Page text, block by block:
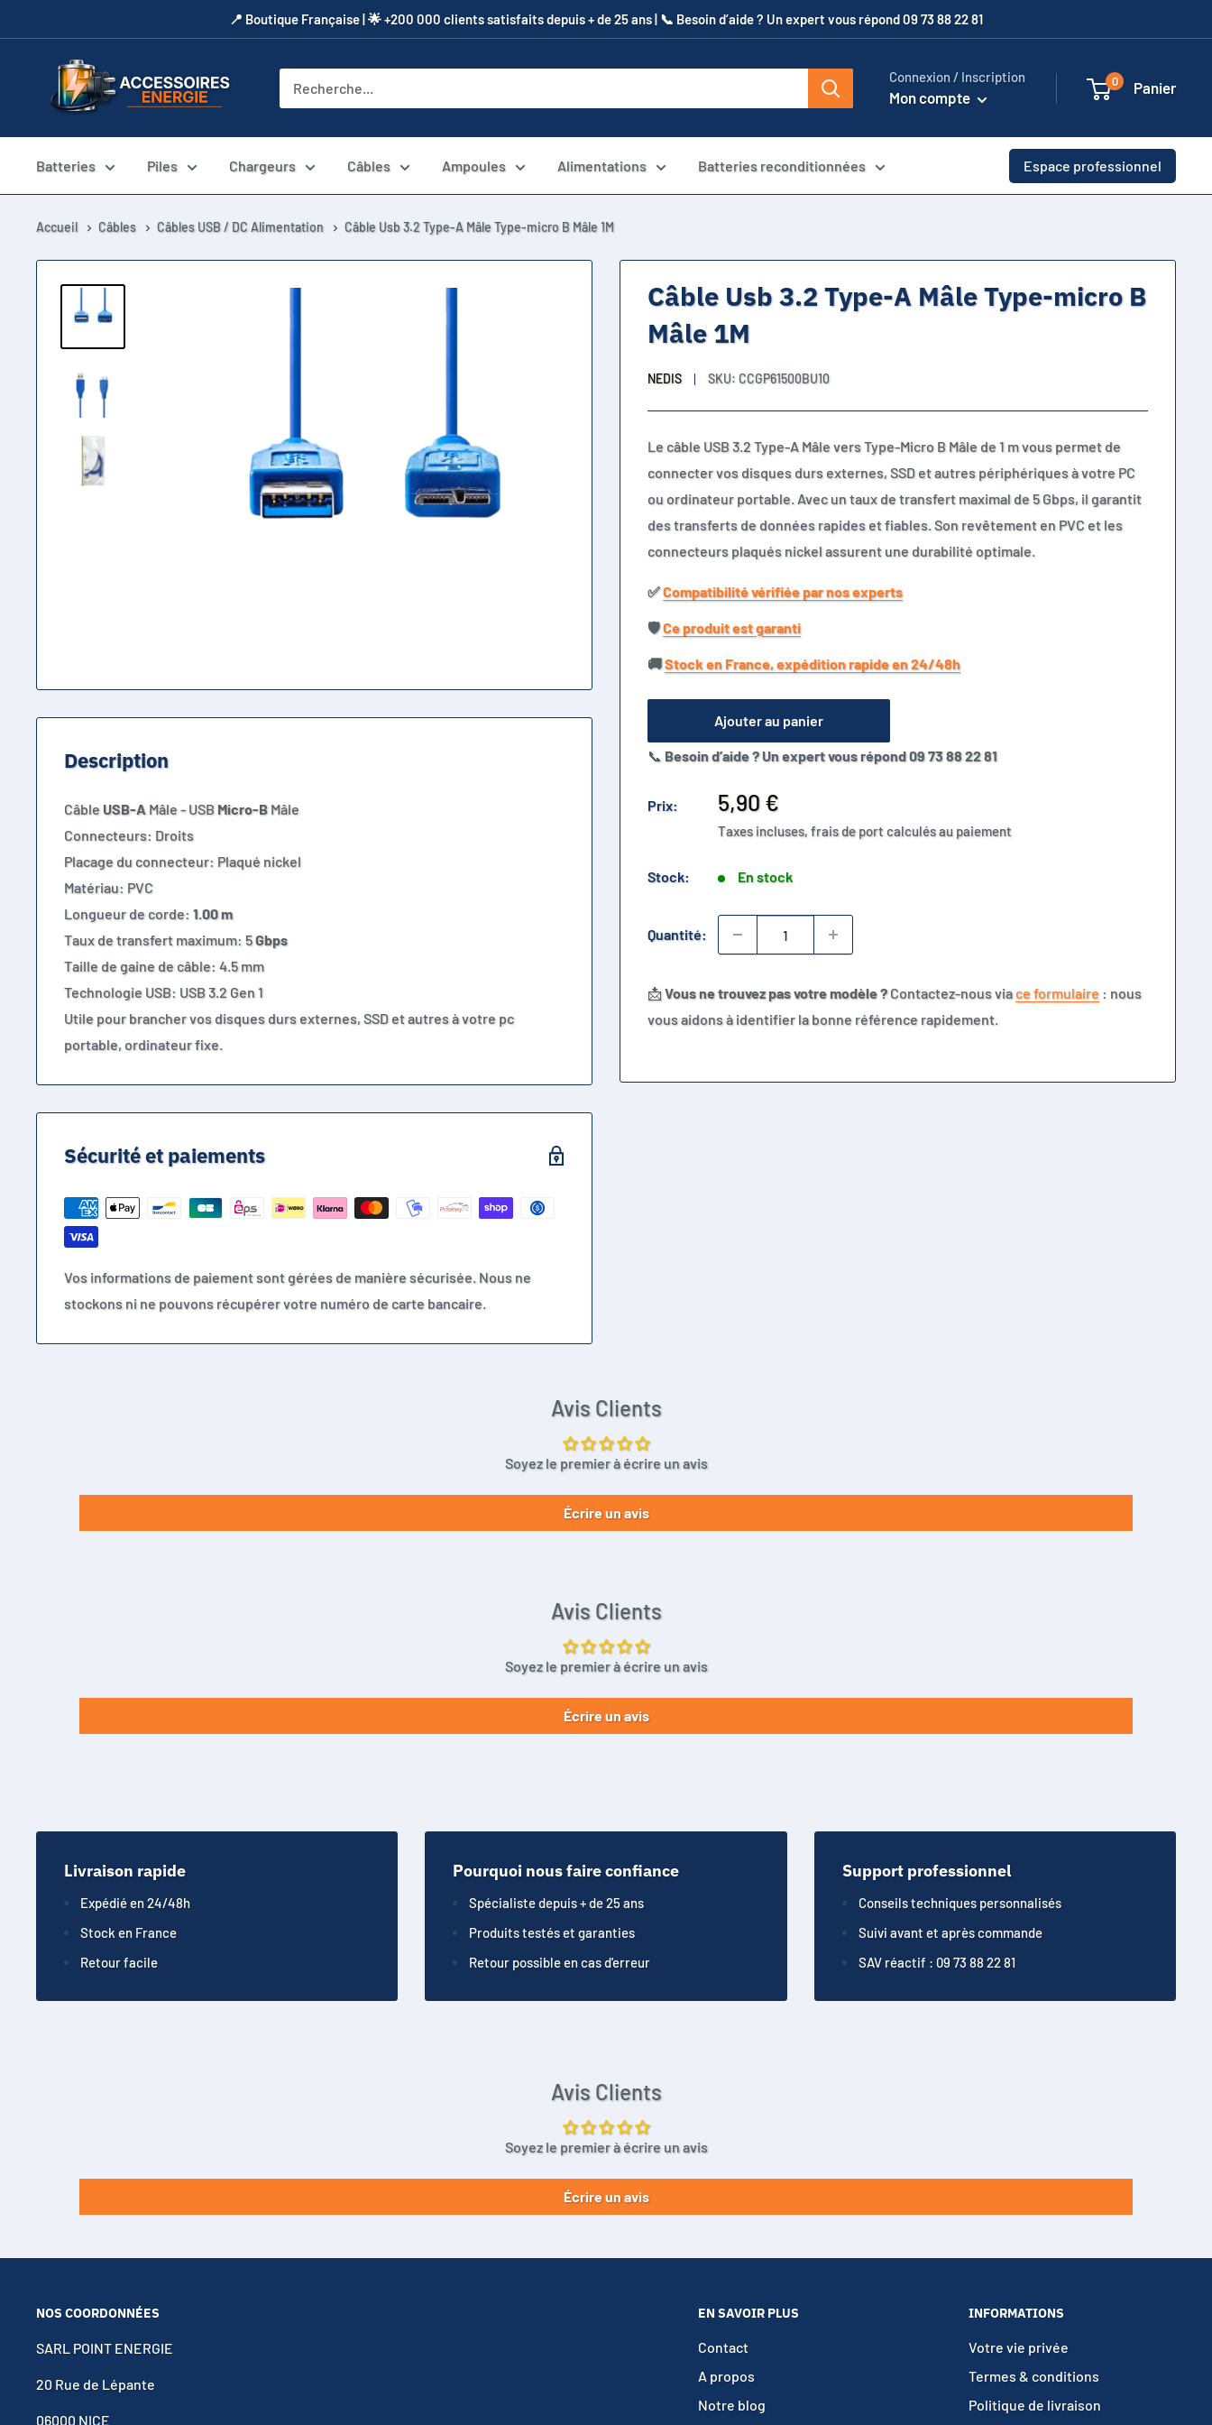
au
​📍​ Boutique Française | 🌟 +200 000 clients satisfaits depuis + de 25 ans | 📞​ Besoin d’aide ? Un expert vous répond 09 73 88 22 81
Accessoires
Energie
Connexion / Inscription
Mon compte
0 Panier
Batteries Piles Chargeurs Câbles Ampoules Alimentations Batteries reconditionnées Espace professionnel
Accueil Câbles Câbles USB / DC Alimentation Câble Usb 3.2 Type-A Mâle Type-micro B Mâle 1M
Câble Usb 3.2 Type-A Mâle Type-micro B
Mâle 1M
NEDIS SKU: CCGP61500BU10
Le câble USB 3.2 Type-A Mâle vers Type-Micro B Mâle de 1 m vous permet de
connecter vos disques durs externes, SSD et autres périphériques à votre PC
ou ordinateur portable. Avec un taux de transfert maximal de 5 Gbps, il garantit
des transferts de données rapides et fiables. Son revêtement en PVC et les
connecteurs plaqués nickel assurent une durabilité optimale.
✅​Compatibilité vérifiée par nos experts
🛡️​Ce produit est garanti
🚚​Stock en France, expédition rapide en 24/48h
Ajouter au panier
📞 Besoin d’aide ? Un expert vous répond 09 73 88 22 81
Prix:
Prix
réduit
5,90 €
Taxes incluses, frais de port calculés au paiement
Stock: En stock
Quantité:
📩Vous ne trouvez pas votre modèle ?Contactez-nous viace formulaire : nous
vous aidons à identifier la bonne référence rapidement.
Description
CâbleUSB-A Mâle - USB Micro-B Mâle
Connecteurs: Droits
Placage du connecteur: Plaqué nickel
Matériau: PVC
Longueur de corde: 1.00 m
Taux de transfert maximum: 5Gbps
Taille de gaine de câble: 4.5 mm
Technologie USB: USB 3.2 Gen 1
Utile pour brancher vos disques durs externes, SSD et autres à votre pc
portable, ordinateur fixe.
Sécurité et paiements
Vos informations de paiement sont gérées de manière sécurisée. Nous ne
stockons ni ne pouvons récupérer votre numéro de carte bancaire.
Avis Clients
Soyez le premier à écrire un avis
Écrire un avis
Avis Clients
Soyez le premier à écrire un avis
Écrire un avis
Livraison rapide
Expédié en 24/48h
Stock en France
Retour facile
Pourquoi nous faire confiance
Spécialiste depuis + de 25 ans
Produits testés et garanties
Retour possible en cas d'erreur
Support professionnel
Conseils techniques personnalisés
Suivi avant et après commande
SAV réactif : 09 73 88 22 81
Avis Clients
Soyez le premier à écrire un avis
Écrire un avis
NOS COORDONNÉES
SARL POINT ENERGIE
20 Rue de Lépante
06000 NICE
EN SAVOIR PLUS
Contact
A propos
Notre blog
INFORMATIONS
Votre vie privée
Termes & conditions
Politique de livraison